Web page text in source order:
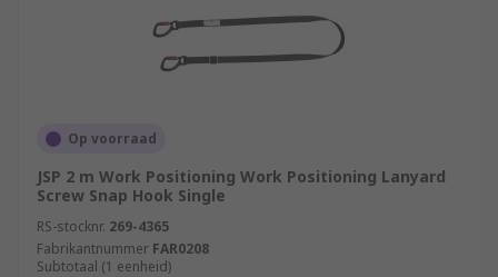
Op voorraad
JSP 2 m Work Positioning Work Positioning Lanyard
Screw Snap Hook Single
RS-stocknr. 269-4365
Fabrikantnummer FAR0208
Subtotaal (1 eenheid)